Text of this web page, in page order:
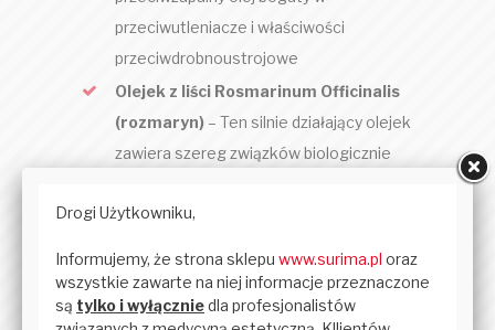
przeciwutleniacze i właściwości
przeciwdrobnoustrojowe
Olejek z liści Rosmarinum Officinalis
(rozmaryn) – Ten silnie działający olejek
zawiera szereg związków biologicznie
Kluczowe związki pomagają w eliminacji
Zapewnia wsparcie gojenia ran i
regeneracji tkanek.